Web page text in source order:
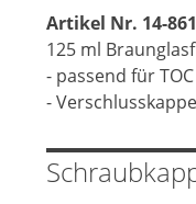
Artikel Nr. 14-
125 ml
- passend für
-